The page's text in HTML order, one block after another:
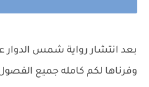
بعد انتشار رواية شمس الدوار
وفرناها لكم كامله جميع